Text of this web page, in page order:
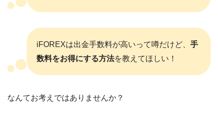
iFOREXは出金手数料が高いって噂だけど、 手
数料をお得にする方法を教えてほしい！
なんてお考えではありませんか？